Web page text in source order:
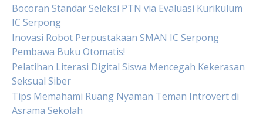
Bocoran Standar Seleksi PTN via Evaluasi Kurikulum
IC Serpong
Inovasi Robot Perpustakaan SMAN IC Serpong
Pembawa Buku Otomatis!
Pelatihan Literasi Digital Siswa Mencegah Kekerasan
Seksual Siber
Tips Memahami Ruang Nyaman Teman Introvert di
Asrama Sekolah